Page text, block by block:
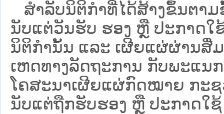
ສໍາລັບນິຕິກໍາທີ່ໄດ້ສ້າງຂຶ້ນຕາ
ນັບແຕ່ວັນຮັບ ຮອງ ຫຼື ປະກາດໃ
ນິຕິກໍານັ້ນ ແລະ ເຜີຍແຜ່ຜ່ານສື່
ເຫດທາງລັດຖະການ ກັບ​ພະແນ
ໂຄສະນາເຜີຍແຜ່ກົດໝາຍ ກະ
ນັບແຕ່ຖືກຮັບຮອງ ຫຼື ປະກາດໃຊ້